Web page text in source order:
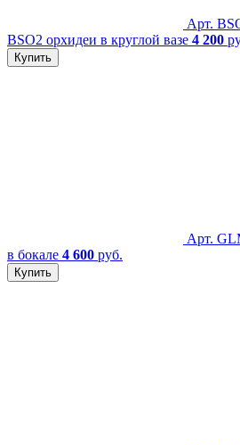
Арт.
BSO2 орхидеи в круглой вазе 4 200
Купить
Арт.
в бокале 4 600 руб.
Купить